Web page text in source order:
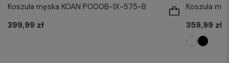
Koszula męska KOAN P000B-1X-575-B
399,99 zł
Koszula
359,99 zł